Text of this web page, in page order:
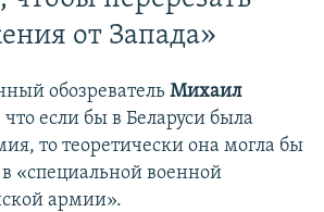
от Запада»
обозреватель Михаил
что если бы в Беларуси была
то теоретически она могла бы
«специальной военной
армии».